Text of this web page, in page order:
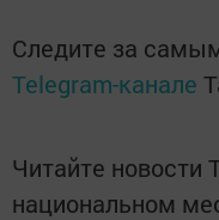
Следите за
Telegram-канале
Читайте новости
национальном